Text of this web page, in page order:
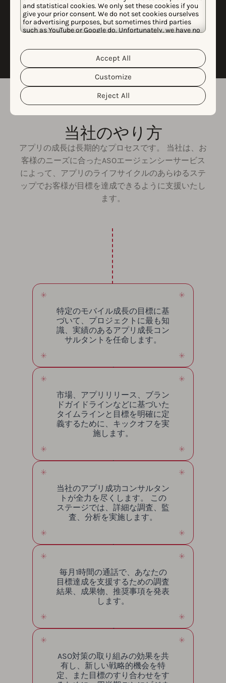
and statistical cookies. We only set these cookies if you
give your prior consent. We do not set cookies ourselves
for advertising purposes, but sometimes third parties
such as YouTube or Google do. Unfortunately, we have no
personal data and the different cookies we use, please
read our
Cookie Policy&Privacy Policy
customize your cookie settings and preferences by
clicking the “Customize” button.
Reject All
Customize
Accept All
専用の通話で結果をご説明し、フィードバ
ックに基づいて分析・insights・推奨事項
をさらに発展させる機会を特定します。
当社のやり方
アプリの成長は長期的なプロセスです。 当社は、お
客様のニーズに合ったASOエージェンシーサービス
によって、アプリのライフサイクルのあらゆるステ
ップでお客様が目標を達成できるように支援いたし
ます。
特定のモバイル成長の目標に基
づいて、プロジェクトに最も知
識、実績のあるアプリ成長コン
サルタントを任命します。
市場、アプリリリース、ブラン
ドガイドラインなどに基づいた
タイムラインと目標を明確に定
義するために、キックオフを実
施します。
当社のアプリ成功コンサルタン
トが全力を尽くします。 この
ステージでは、詳細な調査、監
査、分析を実施します。
毎月1時間の通話で、あなたの
目標達成を支援するための調査
結果、成果物、推奨事項を発表
します。
ASO対策の取り組みの効果を共
有し、新しい戦略的機会を特
定、また目標のすり合わせをす